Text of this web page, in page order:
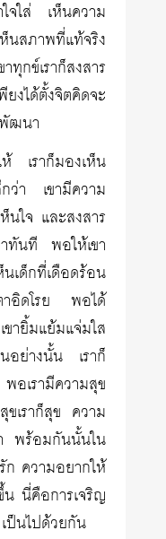
ใจใส่ เห็นความ
นสภาพที่แท้จริง
กข์เราก็สงสาร
งได้ตั้งจิตคิดจะ
ฒนา
เราก็มองเห็น
ว่า เขามีความ
นใจ และสงสาร
ทันที พอให้เขา
นเด็กที่เดือดร้อน
อิดโรย พอได้
ขายิ้มแย้มแจ่มใส
นอย่างนั้น เราก็
เรามีความสุข
ขเราก็สุข ความ
า พร้อมกันนั้นใน
ก ความอยากให้
น นี่คือการเจริญ
นไปด้วยกัน